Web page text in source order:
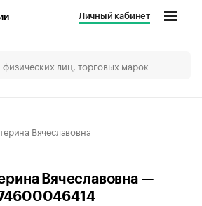
Личный кабинет
Вячеславовна
Вячеславовна —